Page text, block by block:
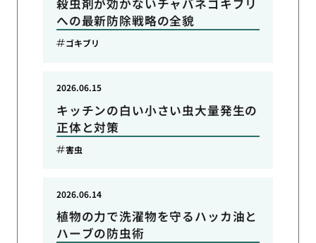
殺虫剤が効かないチャバネゴキブリ
への最新防除戦略の全貌
ゴキブリ
キッチンの白い小さい虫大量発生の
正体と対策
2026.06.15
害虫
植物の力で洗濯物を守るハッカ油と
ハーブの防虫術
2026.06.14